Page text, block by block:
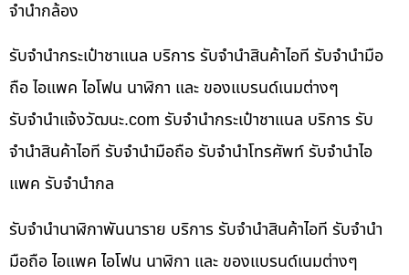
จำนำกล้อง
รับจำนำกระเป๋าชาแนล บริการ รับจำนำสินค้าไอที รับจำนำมือ
ถือ ไอแพค ไอโฟน นาฬิกา และ ของแบรนด์เนมต่างๆ
รับจํานําแจ้งวัฒนะ.com รับจำนำกระเป๋าชาแนล บริการ รับ
จำนำสินค้าไอที รับจำนำมือถือ รับจำนำโทรศัพท์ รับจำนำไอ
แพค รับจำนำกล
รับจำนำนาฬิกาพันนาราย บริการ รับจำนำสินค้าไอที รับจำนำ
มือถือ ไอแพค ไอโฟน นาฬิกา และ ของแบรนด์เนมต่างๆ